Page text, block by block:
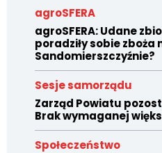
agroSFERA
agroSFERA: Udane
poradziły sobie zboża
Sandomierszczyźnie?
Sesje samorządu
Zarząd Powiatu
Brak wymaganej
Społeczeństwo